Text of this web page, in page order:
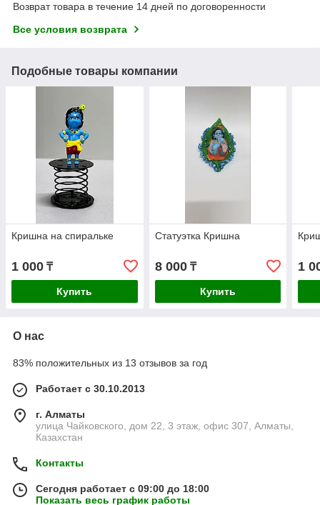
Возврат товара в течение 14 дней по договоренности
Все условия возврата
Подобные товары компании
Кришна на спиральке
1 000 ₸
Купить
Статуэтка Кришна
8 000₸
Купить
1
О нас
83% положительных из 13 отзывов за год
Работает с 30.10.2013
г. Алматы
улица Чайковского, дом 22, 3 этаж, офис 307, Алматы,
Казахстан
Контакты
Сегодня работает с 09:00 до 18:00
Показать весь график работы